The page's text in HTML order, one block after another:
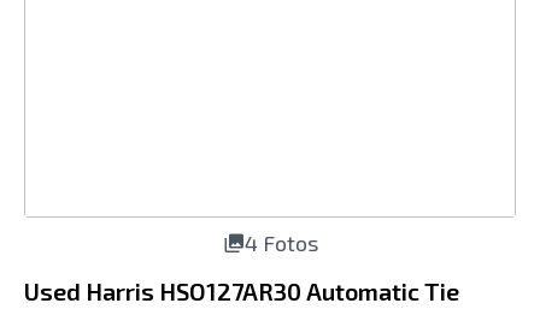
4 Fotos
Used Harris HSO127AR30 Automatic Tie